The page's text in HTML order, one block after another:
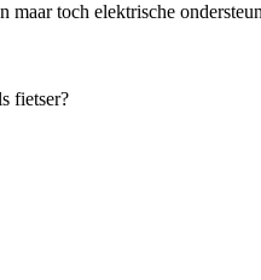
toch elektrische
fietser?